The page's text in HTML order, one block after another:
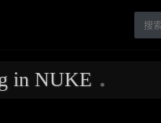
in NUKE